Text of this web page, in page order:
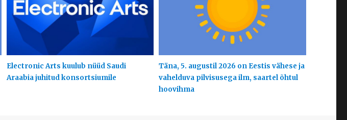
Electronic Arts kuulub nüüd Saudi
Araabia juhitud konsortsiumile
Täna, 5. augustil 2026 on Eestis vähese ja
vahelduva pilvisusega ilm, saartel õhtul
hoovihma